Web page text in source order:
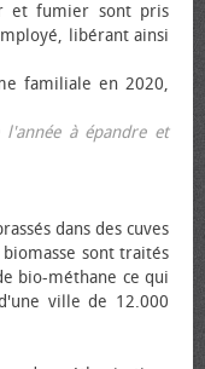
et fumier sont pris
libérant ainsi
familiale en 2020,
à épandre et
dans des cuves
sont traités
bio-méthane ce qui
ville de 12.000